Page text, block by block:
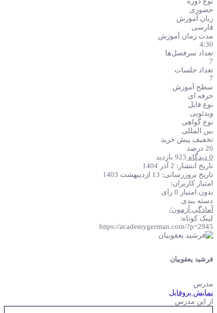
آلمانی
سطح
B1
عدد
حضوری
زبان آموزش
فارسی
مدت زمان آموزش
4:30
تعداد سرفصل‌ها
7
تعداد جلسات
7
سطح آموزش
حرفه ای
نوع فایل
ویدئویی
نوع گواهی
بین المللی
تخفیف پیش خرید
20 درصد
0 دیدگاه
923 بازدید
تاریخ انتشار: 2 آذر 1404
تاریخ بروزرسانی: 13 اردیبهشت 1403
امتیاز کاربران:
بدون امتیاز 0 رای
دسته بندی
آمادگی آزمون/
لینک کوتاه:
https://academygerman.com/?p=2945
فرشید یعقوبیان
مدرس
نمایش پروفایل
از این مدرس